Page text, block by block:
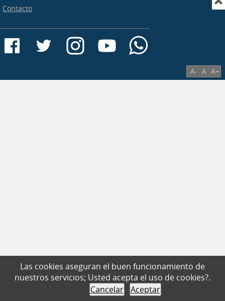
Contacto
A- A A+
Las cookies aseguran el buen funcionamiento de
nuestros servicios; Usted acepta el uso de cookies?.
Cancelar
Aceptar